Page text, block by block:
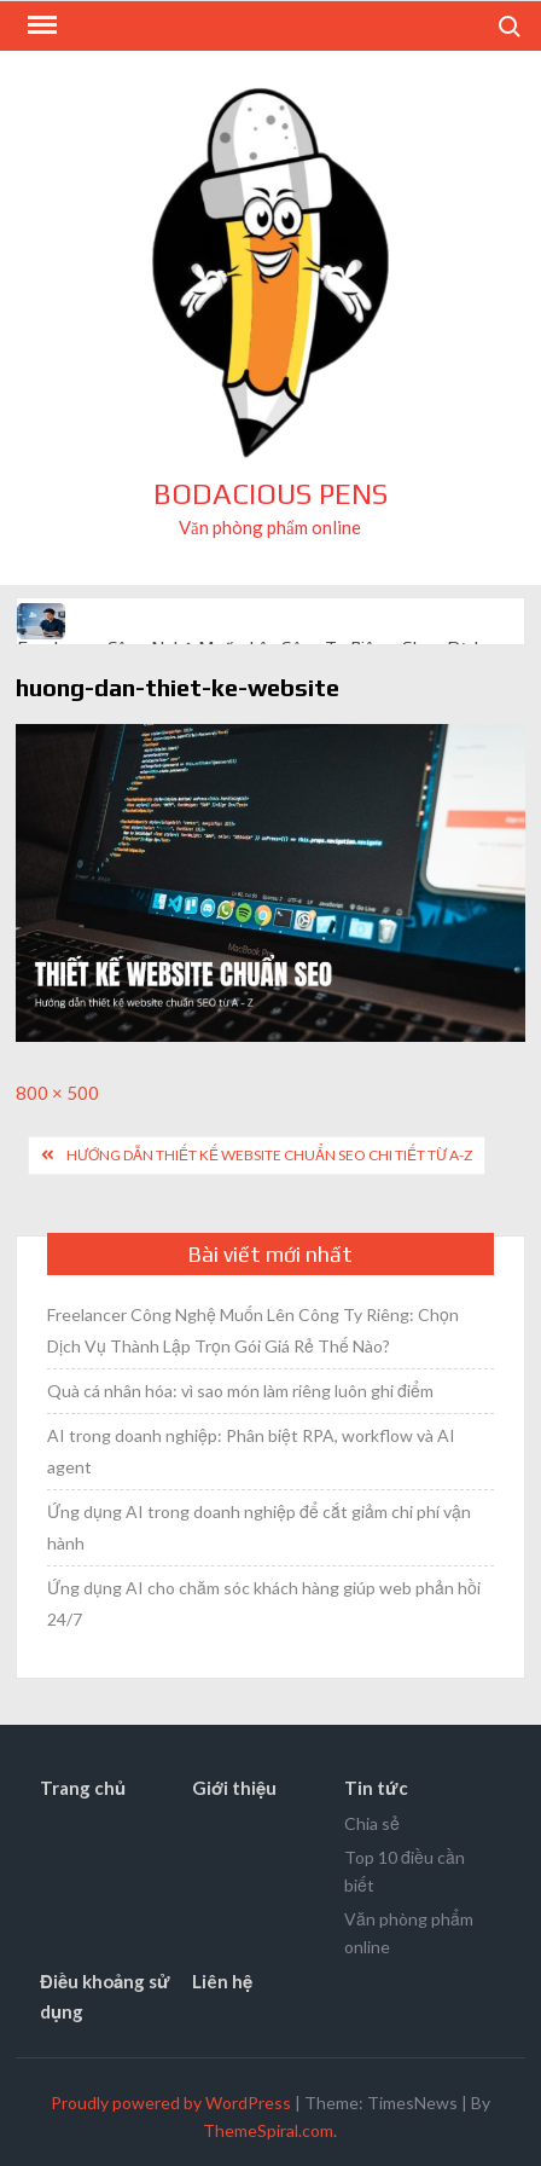
Skip
BODACIOUS PENS
Văn phòng phẩm online
Freelancer Công Nghệ Muốn Lên Công Ty Riêng: Chọn Dịch
Quà cá nhân hóa: vì sao món làm riêng luôn ghi điểm
AI trong doanh nghiệp: Phân biệt RPA, workflow và AI agent
Ứng dụng AI trong doanh nghiệp để cắt giảm chi phí vận hành
Ứng dụng AI cho chăm sóc khách hàng giúp web phản hồi
24/7
AI agent cho doanh nghiệp khác chatbot truyền thống ra sao
huong-dan-thiet-ke-website
Full
800 × 500
PostHƯỚNG DẪN THIẾT KẾ WEBSITE CHUẨN SEO CHI TIẾT TỪ A-Z
Bài viết mới nhất
Freelancer Công Nghệ Muốn Lên Công Ty Riêng: Chọn
Dịch Vụ Thành Lập Trọn Gói Giá Rẻ Thế Nào?
Quà cá nhân hóa: vì sao món làm riêng luôn ghi điểm
AI trong doanh nghiệp: Phân biệt RPA, workflow và AI
agent
Ứng dụng AI trong doanh nghiệp để cắt giảm chi phí vận
hành
Ứng dụng AI cho chăm sóc khách hàng giúp web phản hồi
24/7
Trang chủ Giới thiệu Tin tức
Chia sẻ
Top 10 điều cần
biết
Văn phòng phẩm
online
Điều khoảng sử
dụng
Liên hệ
Proudly powered by WordPress | Theme: TimesNews | By
ThemeSpiral.com.